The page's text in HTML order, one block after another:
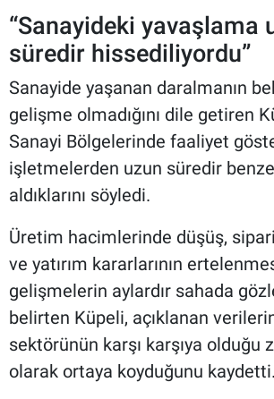
“Sanayideki yavaşlama
süredir hissediliyordu”
Sanayide yaşanan daralmanın
gelişme olmadığını dile getiren
Sanayi Bölgelerinde faaliyet
işletmelerden uzun süredir
aldıklarını söyledi.
Üretim hacimlerinde düşüş,
ve yatırım kararlarının
gelişmelerin aylardır sahada
belirten Küpeli, açıklanan
sektörünün karşı karşıya olduğu
olarak ortaya koyduğunu kaydetti.